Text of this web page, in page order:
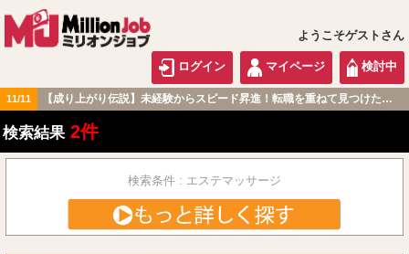
ようこそゲストさん
ログイン マイページ 検討中
11/11 【成り上がり伝説】未経験からスピード昇進！転職を重ねて見つけた『本当に働きやすい職場』とは？
北関東版
検索結果 2件
検索条件 : エステマッサージ